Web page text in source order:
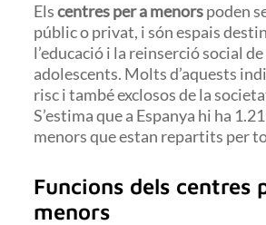
Elscentres per a menorspoden
públic o privat, i són espais
l’educació i la reinserció social de
adolescents. Molts d’aquests
risc i també exclosos de la
S’estima que a Espanya hi ha
menors que estan repartits per
Funcions dels centres
menors